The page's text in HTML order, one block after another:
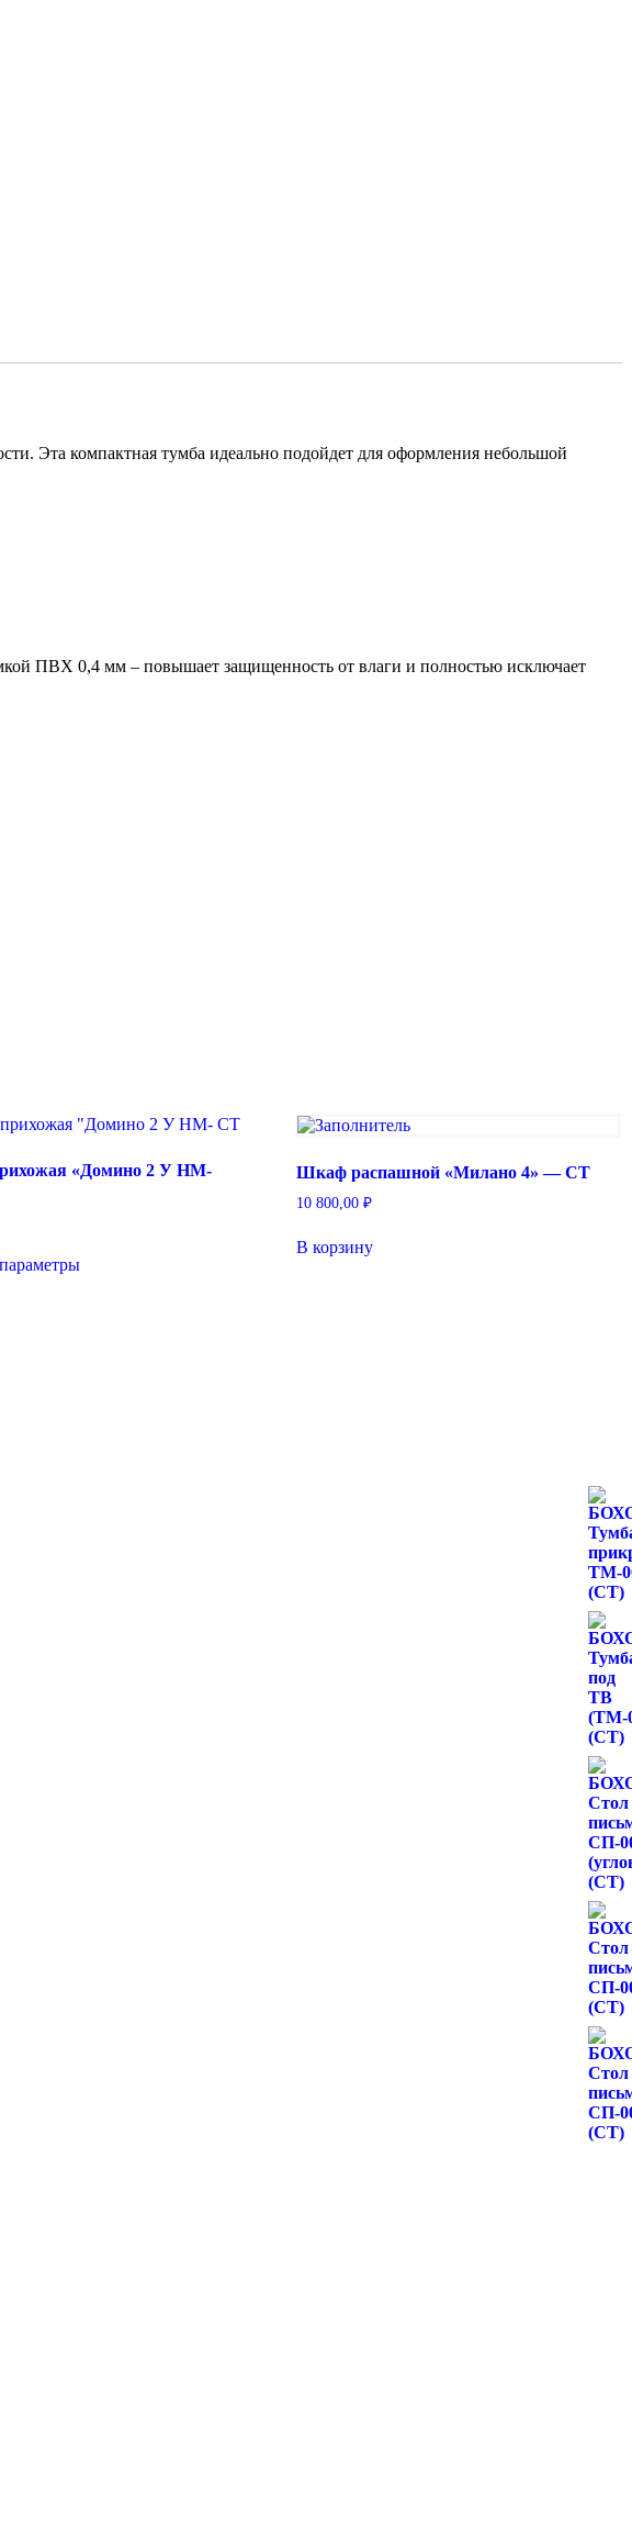
Эта компактная тумба идеально подойдет для оформления небольшой
ПВХ 0,4 мм – повышает защищенность от влаги и полностью исключает
«Домино 2 У НМ-
товар
Шкаф распашной «Милано 4» — СТ
10 800,00 ₽
В корзину